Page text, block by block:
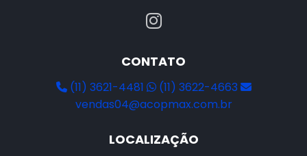
CONTATO
(11) 3621-4481
(11) 3622-4663
vendas04@acopmax.com.br
LOCALIZAÇÃO